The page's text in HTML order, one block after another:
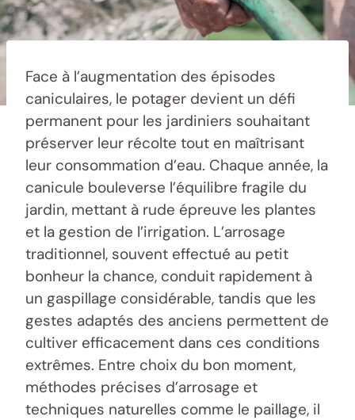
Face à l’augmentation des épisodes
caniculaires, le potager devient un défi
permanent pour les jardiniers souhaitant
préserver leur récolte tout en maîtrisant
leur consommation d’eau. Chaque année, la
canicule bouleverse l’équilibre fragile du
jardin, mettant à rude épreuve les plantes
et la gestion de l’irrigation. L’arrosage
traditionnel, souvent effectué au petit
bonheur la chance, conduit rapidement à
un gaspillage considérable, tandis que les
gestes adaptés des anciens permettent de
cultiver efficacement dans ces conditions
extrêmes. Entre choix du bon moment,
méthodes précises d’arrosage et
techniques naturelles comme le paillage, il